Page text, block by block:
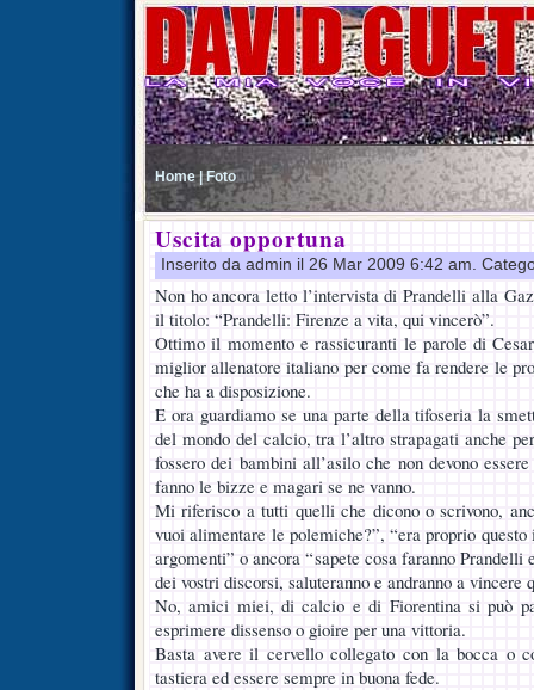
Home | Foto
Uscita opportuna
Inserito da admin il 26 Mar 2009 6:42 am.
Non ho ancora letto l’intervista di Prandelli alla
il titolo: “Prandelli: Firenze a vita, qui vincerò”.
Ottimo il momento e rassicuranti le parole di
miglior allenatore italiano per come fa rendere le
che ha a disposizione.
E ora guardiamo se una parte della tifoseria la
del mondo del calcio, tra l’altro strapagati anche
fossero dei bambini all’asilo che non devono
fanno le bizze e magari se ne vanno.
Mi riferisco a tutti quelli che dicono o scrivono,
vuoi alimentare le polemiche?”, “era proprio
argomenti” o ancora “sapete cosa faranno
dei vostri discorsi, saluteranno e andranno a vincere
No, amici miei, di calcio e di Fiorentina si può
esprimere dissenso o gioire per una vittoria.
Basta avere il cervello collegato con la bocca o
tastiera ed essere sempre in buona fede.